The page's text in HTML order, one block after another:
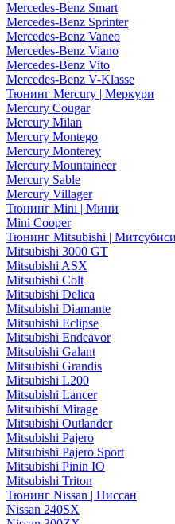
Mercedes-Benz Smart
Mercedes-Benz Sprinter
Mercedes-Benz Vaneo
Mercedes-Benz Viano
Mercedes-Benz Vito
Mercedes-Benz V-Klasse
Тюнинг Mercury | Меркури
Mercury Cougar
Mercury Milan
Mercury Montego
Mercury Monterey
Mercury Mountaineer
Mercury Sable
Mercury Villager
Тюнинг Mini | Мини
Mini Cooper
Тюнинг Mitsubishi | Митсубиси
Mitsubishi 3000 GT
Mitsubishi ASX
Mitsubishi Colt
Mitsubishi Delica
Mitsubishi Diamante
Mitsubishi Eclipse
Mitsubishi Endeavor
Mitsubishi Galant
Mitsubishi Grandis
Mitsubishi L200
Mitsubishi Lancer
Mitsubishi Mirage
Mitsubishi Outlander
Mitsubishi Pajero
Mitsubishi Pajero Sport
Mitsubishi Pinin IO
Mitsubishi Triton
Тюнинг Nissan | Ниссан
Nissan 240SX